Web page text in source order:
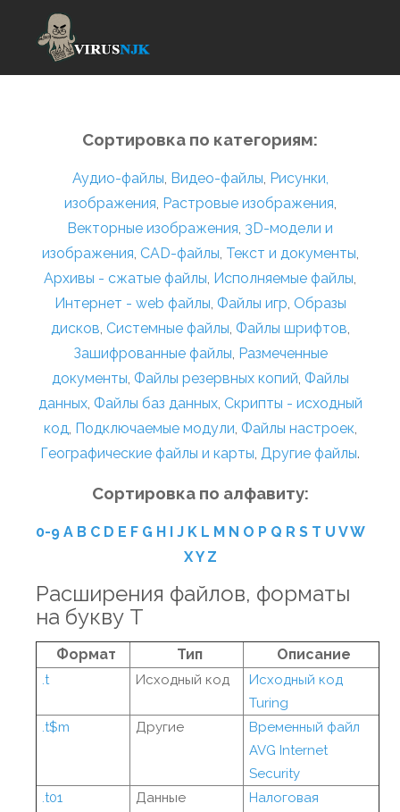
Сортировка по категориям:
Аудио-файлы, Видео-файлы, Рисунки,
изображения, Растровые изображения,
Векторные изображения, 3D-модели и
изображения, CAD-файлы, Текст и документы,
Архивы - сжатые файлы, Исполняемые файлы,
Интернет - web файлы, Файлы игр, Образы
дисков, Системные файлы, Файлы шрифтов,
Зашифрованные файлы, Размеченные
документы, Файлы резервных копий, Файлы
данных, Файлы баз данных, Скрипты - исходный
код, Подключаемые модули, Файлы настроек,
Географические файлы и карты, Другие файлы.
Сортировка по алфавиту:
0-9 A B C D E F G H I J K L M N O P Q R S T U VW
XY Z
Расширения файлов, форматы
на букву T
Формат Тип Описание
.t Исходный код
Исходный код
Turing
.t$m
Другие
Временный файл
AVG Internet
Security
.t01
Данные
Налоговая